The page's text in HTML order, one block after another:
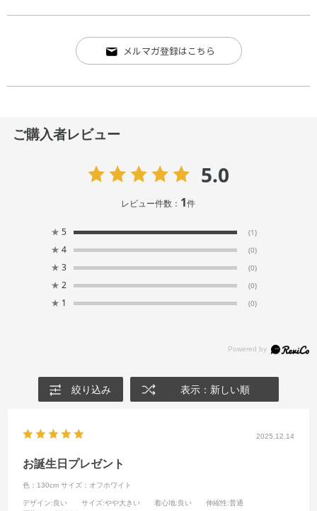
メルマガ登録はこちら
ご購入者レビュー
5.0
レビュー件数： 1件
★ 5 (1)
★ 4 (0)
★ 3 (0)
★ 2 (0)
★ 1 (0)
絞り込み 表示：新しい順
2025.12.14
お誕生日プレゼント
色：130cm サイズ：オフホワイト
デザイン:良い サイズ:やや大きい 着心地:良い 伸縮性:普通